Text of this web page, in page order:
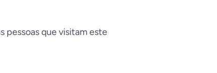
pessoas que visitam este